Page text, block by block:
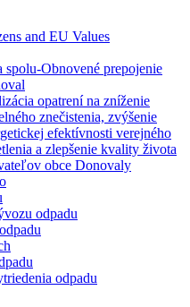
and EU Values
spolu-Obnovené prepojenie
opatrení na zníženie
znečistenia, zvýšenie
efektívnosti verejného
a zlepšenie kvality života
obce Donovaly
odpadu
odpadu